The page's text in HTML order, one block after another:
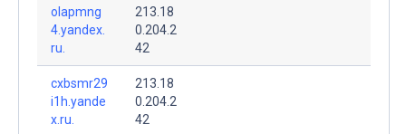
olapmng
4.yandex.
ru.
213.18
0.204.2
42
cxbsmr29
i1h.yande
x.ru.
213.18
0.204.2
42